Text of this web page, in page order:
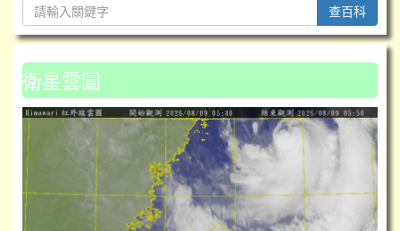
查百科
衛星雲圖